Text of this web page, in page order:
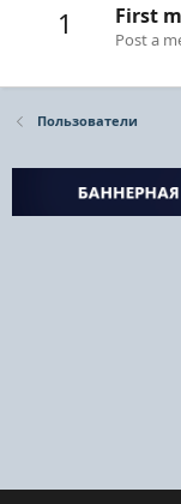
1 First
Post a
Пользователи